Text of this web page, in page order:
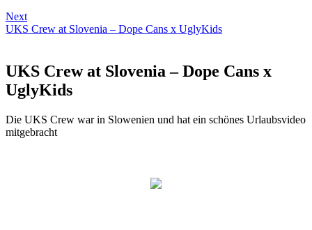
Next
UKS Crew at Slovenia – Dope Cans x UglyKids
UKS Crew at Slovenia – Dope Cans x
UglyKids
Die UKS Crew war in Slowenien und hat ein schönes Urlaubsvideo
mitgebracht